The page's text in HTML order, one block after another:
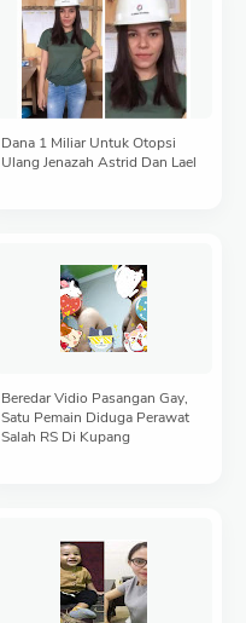
Dana 1 Miliar Untuk Otopsi
Ulang Jenazah Astrid Dan Lael
Beredar Vidio Pasangan Gay,
Satu Pemain Diduga Perawat
Salah RS Di Kupang